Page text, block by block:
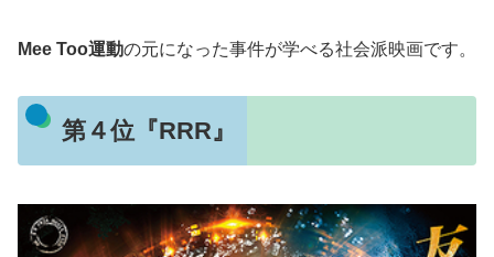
Mee Too運動の元になった事件が学べる社会派映画です。
第４位『RRR』